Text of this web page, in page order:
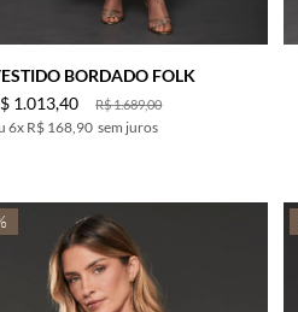
BORDADO FOLK
R$1.689,00
1.013,40
6x R$ 168,90 sem juros